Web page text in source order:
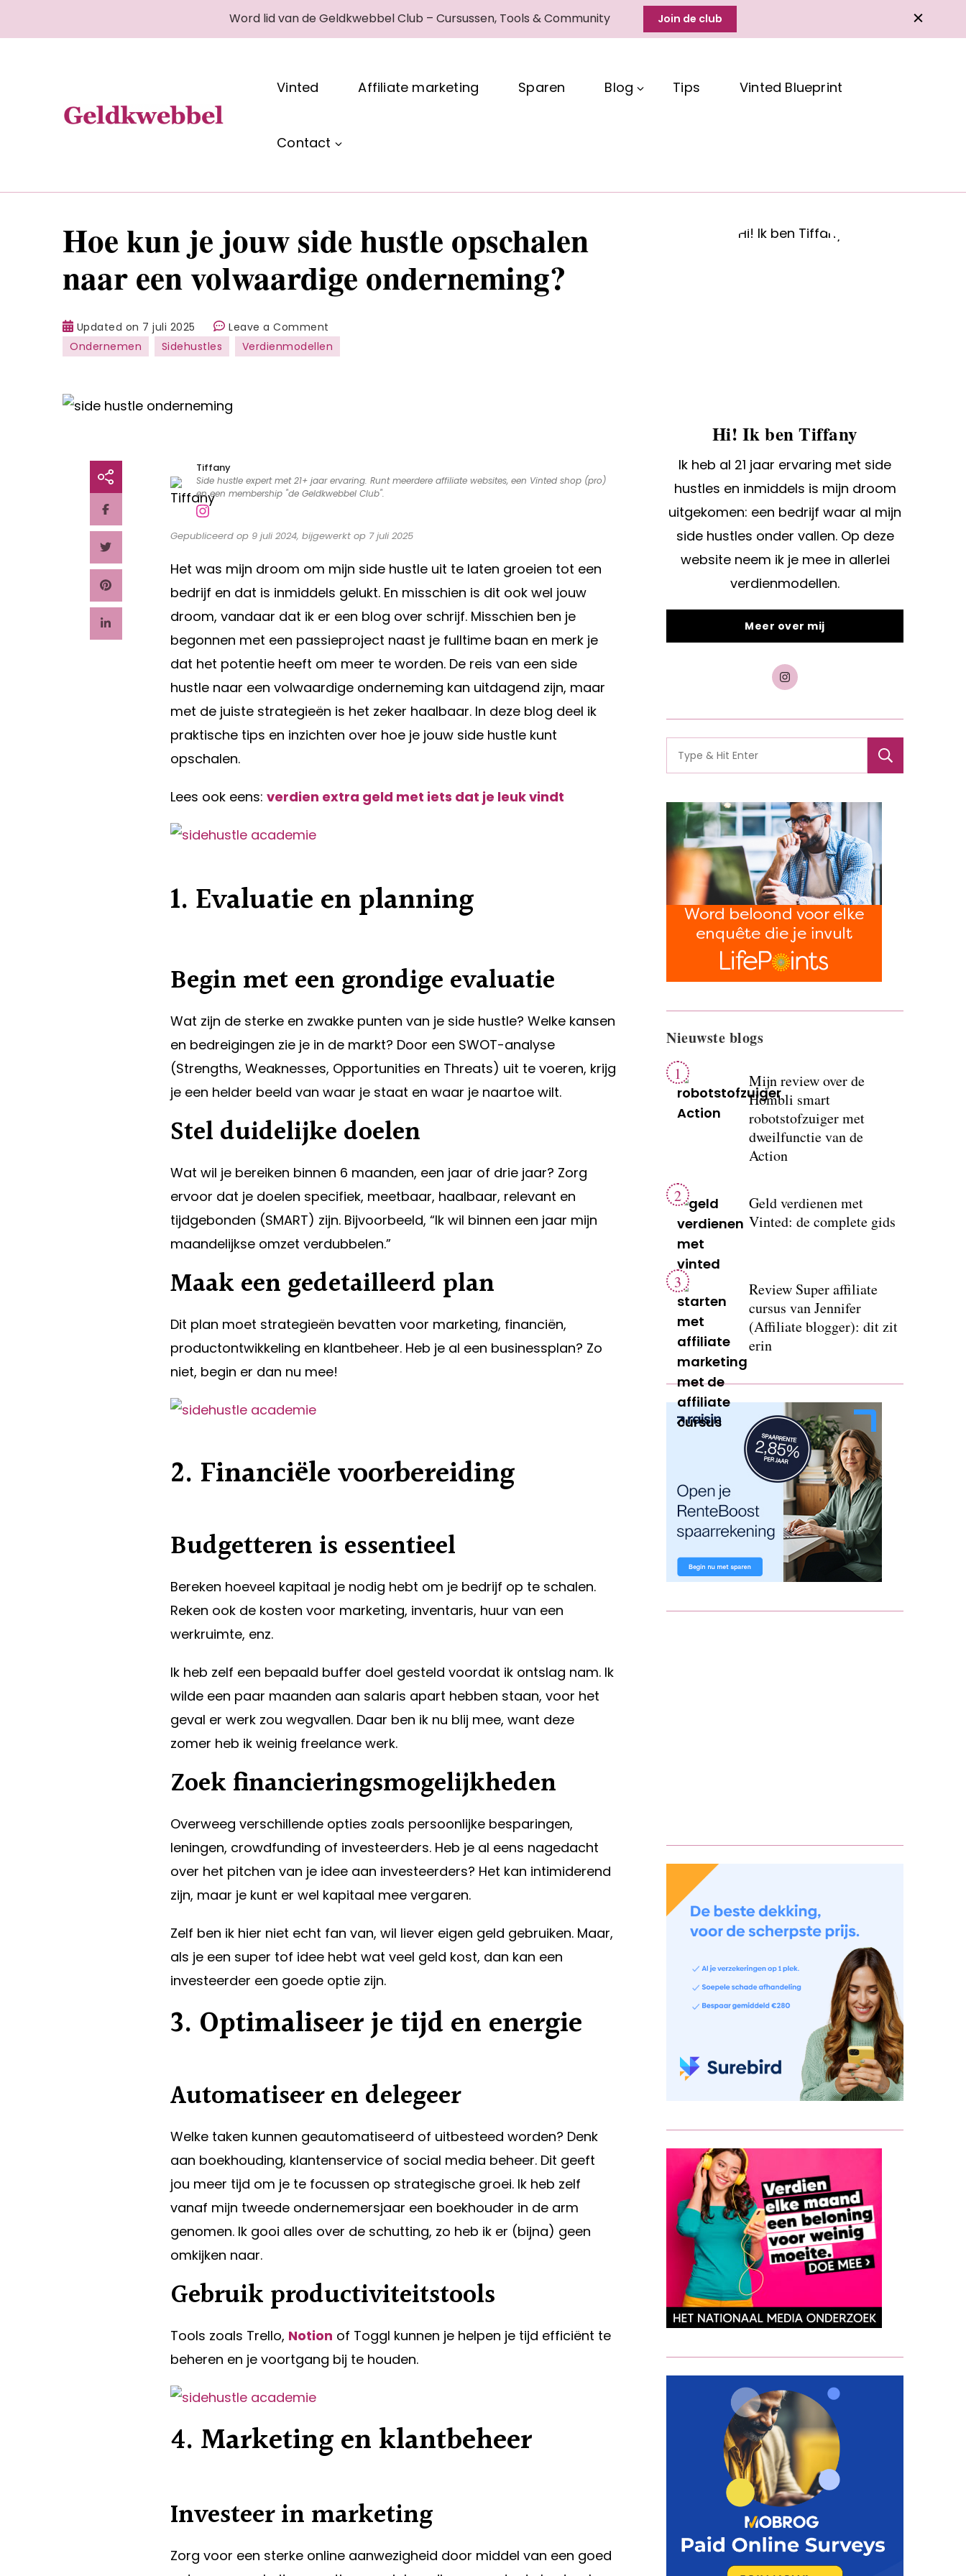
Word lid van de Geldkwebbel Club – Cursussen, Tools & Community Join de club
Geldkwebbel
Vinted Affiliate marketing Sparen Blog Tips Vinted Blueprint
Contact
Hoe kun je jouw side hustle opschalen
naar een volwaardige onderneming?
Updated on 7 juli 2025 Leave a Comment
Hoe
naar
een
onderneming?
Ondernemen Sidehustles Verdienmodellen
Tiffany
Side hustle expert met 21+ jaar ervaring. Runt meerdere affiliate websites, een Vinted shop (pro)
en een membership "de Geldkwebbel Club".
Gepubliceerd op 9 juli 2024, bijgewerkt op 7 juli 2025
Het was mijn droom om mijn side hustle uit te laten groeien tot een
bedrijf en dat is inmiddels gelukt. En misschien is dit ook wel jouw
droom, vandaar dat ik er een blog over schrijf. Misschien ben je
begonnen met een passieproject naast je fulltime baan en merk je
dat het potentie heeft om meer te worden. De reis van een side
hustle naar een volwaardige onderneming kan uitdagend zijn, maar
met de juiste strategieën is het zeker haalbaar. In deze blog deel ik
praktische tips en inzichten over hoe je jouw side hustle kunt
opschalen.
Lees ook eens: verdien extra geld met iets dat je leuk vindt
1. Evaluatie en planning
Begin met een grondige evaluatie
Wat zijn de sterke en zwakke punten van je side hustle? Welke kansen
en bedreigingen zie je in de markt? Door een SWOT-analyse
(Strengths, Weaknesses, Opportunities en Threats) uit te voeren, krijg
je een helder beeld van waar je staat en waar je naartoe wilt.
Stel duidelijke doelen
Wat wil je bereiken binnen 6 maanden, een jaar of drie jaar? Zorg
ervoor dat je doelen specifiek, meetbaar, haalbaar, relevant en
tijdgebonden (SMART) zijn. Bijvoorbeeld, “Ik wil binnen een jaar mijn
maandelijkse omzet verdubbelen.”
Maak een gedetailleerd plan
Dit plan moet strategieën bevatten voor marketing, financiën,
productontwikkeling en klantbeheer. Heb je al een businessplan? Zo
niet, begin er dan nu mee!
2. Financiële voorbereiding
Budgetteren is essentieel
Bereken hoeveel kapitaal je nodig hebt om je bedrijf op te schalen.
Reken ook de kosten voor marketing, inventaris, huur van een
werkruimte, enz.
Ik heb zelf een bepaald buffer doel gesteld voordat ik ontslag nam. Ik
wilde een paar maanden aan salaris apart hebben staan, voor het
geval er werk zou wegvallen. Daar ben ik nu blij mee, want deze
zomer heb ik weinig freelance werk.
Zoek financieringsmogelijkheden
Overweeg verschillende opties zoals persoonlijke besparingen,
leningen, crowdfunding of investeerders. Heb je al eens nagedacht
over het pitchen van je idee aan investeerders? Het kan intimiderend
zijn, maar je kunt er wel kapitaal mee vergaren.
Zelf ben ik hier niet echt fan van, wil liever eigen geld gebruiken. Maar,
als je een super tof idee hebt wat veel geld kost, dan kan een
investeerder een goede optie zijn.
3. Optimaliseer je tijd en energie
Automatiseer en delegeer
Welke taken kunnen geautomatiseerd of uitbesteed worden? Denk
aan boekhouding, klantenservice of social media beheer. Dit geeft
jou meer tijd om je te focussen op strategische groei. Ik heb zelf
vanaf mijn tweede ondernemersjaar een boekhouder in de arm
genomen. Ik gooi alles over de schutting, zo heb ik er (bijna) geen
omkijken naar.
Gebruik productiviteitstools
Tools zoals Trello, Notion of Toggl kunnen je helpen je tijd efficiënt te
beheren en je voortgang bij te houden.
4. Marketing en klantbeheer
Investeer in marketing
Zorg voor een sterke online aanwezigheid door middel van een goed
Hi! Ik ben Tiffany
Ik heb al 21 jaar ervaring met side
hustles en inmiddels is mijn droom
uitgekomen: een bedrijf waar al mijn
side hustles onder vallen. Op deze
website neem ik je mee in allerlei
verdienmodellen.
Meer over mij
Search
for:
Nieuwste blogs
Mijn review over de
Hombli smart
robotstofzuiger met
dweilfunctie van de
Action
Geld verdienen met
Vinted: de complete gids
Review Super affiliate
cursus van Jennifer
(Affiliate blogger): dit zit
erin